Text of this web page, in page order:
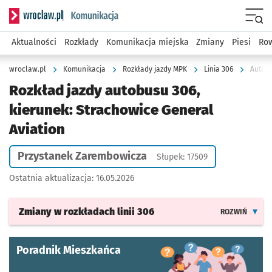
Serwis informacyjny wroclaw.pl podserwis: Komunikacja
Aktualności Rozkłady Komunikacja miejska Zmiany Piesi
wroclaw.pl Komunikacja Rozkłady jazdy MPK Linia 306
Rozkład jazdy autobusu 306,
kierunek: Strachowice General
Aviation
Przystanek Zarembowicza Słupek: 17509
Ostatnia aktualizacja: 16.05.2026
Zmiany w rozkładach linii 306 ROZWIŃ
Poradnik Mieszkańca